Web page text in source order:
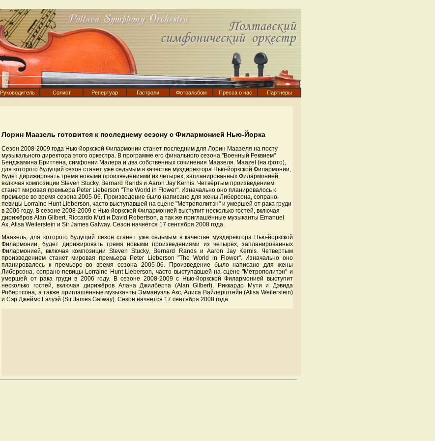
Руководитель Солист Репертуар Гастроли Фотоальбом Пресса о нас Партнеры
Лорин Маазель готовится к последнему сезону с Филармонией Нью-Йорка
Сезон 2008-2009 года Нью-йоркской Филармонии станет последним для Лорин Маазеля на посту
музыкального директора этого оркестра. В программе его финального сезона "Военный Реквием"
Бенджамина Бриттена, симфонии Малера и два собственных сочинения Маазеля. Maazel (на фото),
для которого будущий сезон станет уже седьмым в качестве муздиректора Нью-йоркской Филармонии,
будет дирижировать тремя новыми произведениями из четырёх, запланированных Филармонией,
включая композиции Steven Stucky, Bernard Rands и Aaron Jay Kernis. Четвёртым произведением
станет мировая премьера Peter Lieberson "The World in Flower". Изначально оно планировалось к
премьере во время сезона 2005-06. Произведение было написано для жены Либерсона, сопрано-
певицы Lorraine Hunt Lieberson, часто выступавшей на сцене "Метрополитэн" и умершей от рака груди
в 2006 году. В сезоне 2008-2009 с Нью-йоркской Филармонией выступит несколько гостей, включая
дирижёров Alan Gilbert, Riccardo Muti и David Robertson, а так же приглашённые музыканты Emanuel
Ax, Alisa Weilerstein и Sir James Galway. Сезон начнётся 17 сентября 2008 года.
Маазель, для которого будущий сезон станет уже седьмым в качестве муздиректора Нью-йоркской
Филармонии, будет дирижировать тремя новыми произведениями из четырёх, запланированных
Филармонией, включая композиции Steven Stucky, Bernard Rands и Aaron Jay Kernis. Четвёртым
произведением станет мировая премьера Peter Lieberson "The World in Flower". Изначально оно
планировалось к премьере во время сезона 2005-06. Произведение было написано для жены
Либерсона, сопрано-певицы Lorraine Hunt Lieberson, часто выступавшей на сцене "Метрополитэн" и
умершей от рака груди в 2006 году. В сезоне 2008-2009 с Нью-йоркской Филармонией выступит
несколько гостей, включая дирижёров Алана Джилберта (Alan Gilbert), Риккардо Мути и Дэвида
Робертсона, а также приглашённые музыканты Эммануэль Акс, Алиса Вайлерштейн (Alisa Weilerstein)
и Сэр Джеймс Гэлуэй (Sir James Galway). Сезон начнётся 17 сентября 2008 года.